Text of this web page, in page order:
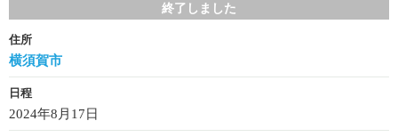
終了しました
住所
横須賀市
日程
2024年8月17日